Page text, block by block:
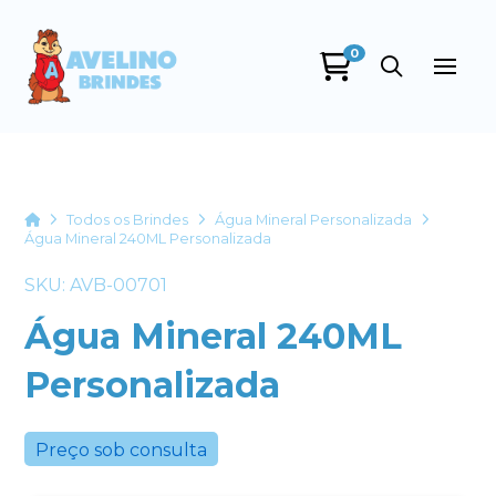
0
HomeTodos os Brindes
Água Mineral Personalizada
Água Mineral 240ML Personalizada
SKU: AVB-00701
Água Mineral 240ML
Personalizada
Preço sob consulta